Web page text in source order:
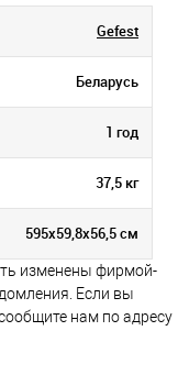
Gefest
Беларусь
1 год
37,5 кг
595х59,8х56,5 см
изменены фирмой-
Если вы
нам по адресу